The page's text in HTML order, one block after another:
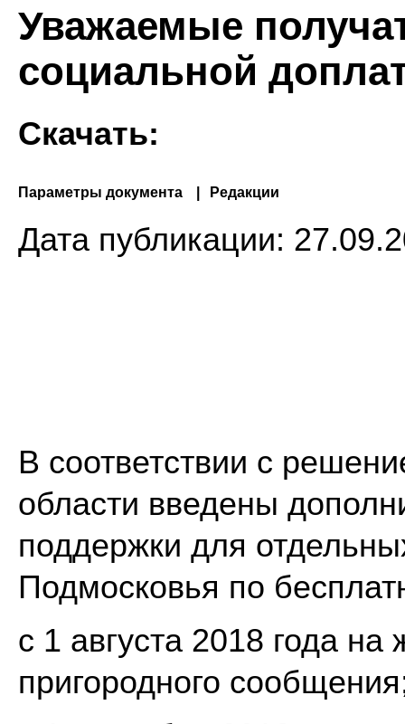
Уважаемые
социальной
Скачать:
Параметры документа Редакции
Дата публикации:
В соответствии с
области введены
поддержки для
Подмосковья по
с 1 августа 2018 года
пригородного